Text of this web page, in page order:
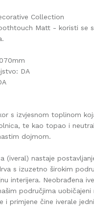
Collection
Matt - koristi se
DA
s izvjesnom toplinom
te kao topao i
dojmom.
(iveral) nastaje
s izuzetno širokim
interijera. Neobrađena
područjima
i primjene čine iverale